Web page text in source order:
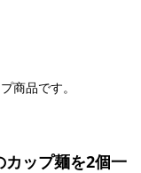
商品です。
カップ麺を2個一